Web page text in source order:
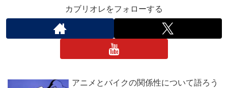
カブリオレをフォローする
アニメとバイクの関係性について語ろう